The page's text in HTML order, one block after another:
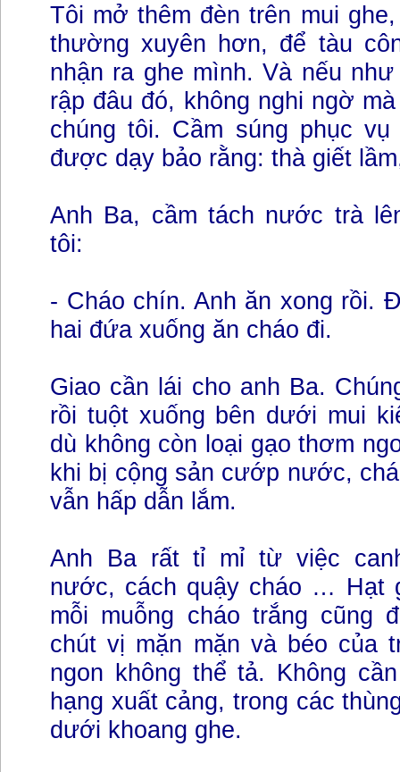
Tôi mở thêm đèn trên mui
thường xuyên hơn, để tàu
nhận ra ghe mình. Và nếu
rập đâu đó, không nghi ngờ
chúng tôi. Cầm súng phục
được dạy bảo rằng: thà giết
Anh Ba, cầm tách nước trà
tôi:
- Cháo chín. Anh ăn xong rồi.
hai đứa xuống ăn cháo đi.
Giao cần lái cho anh Ba.
rồi tuột xuống bên dưới mui
dù không còn loại gạo thơm
khi bị cộng sản cướp nước,
vẫn hấp dẫn lắm.
Anh Ba rất tỉ mỉ từ việc
nước, cách quậy cháo … Hạt
mỗi muỗng cháo trắng cũng
chút vị mặn mặn và béo của
ngon không thể tả. Không
hạng xuất cảng, trong các
dưới khoang ghe.